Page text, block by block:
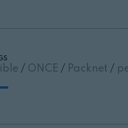
/ ONCE / Packnet /